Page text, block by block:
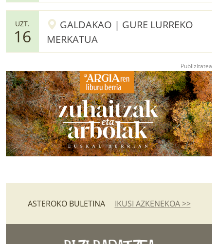
UZT.
16
GALDAKAO | GURE LURREKO
MERKATUA
ASTEROKO BULETINA IKUSI AZKENEKOA >>